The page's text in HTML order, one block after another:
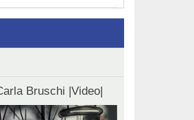
Bruschi |Video|